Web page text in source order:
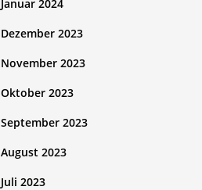
Januar 2024
Dezember 2023
November 2023
Oktober 2023
September 2023
August 2023
Juli 2023